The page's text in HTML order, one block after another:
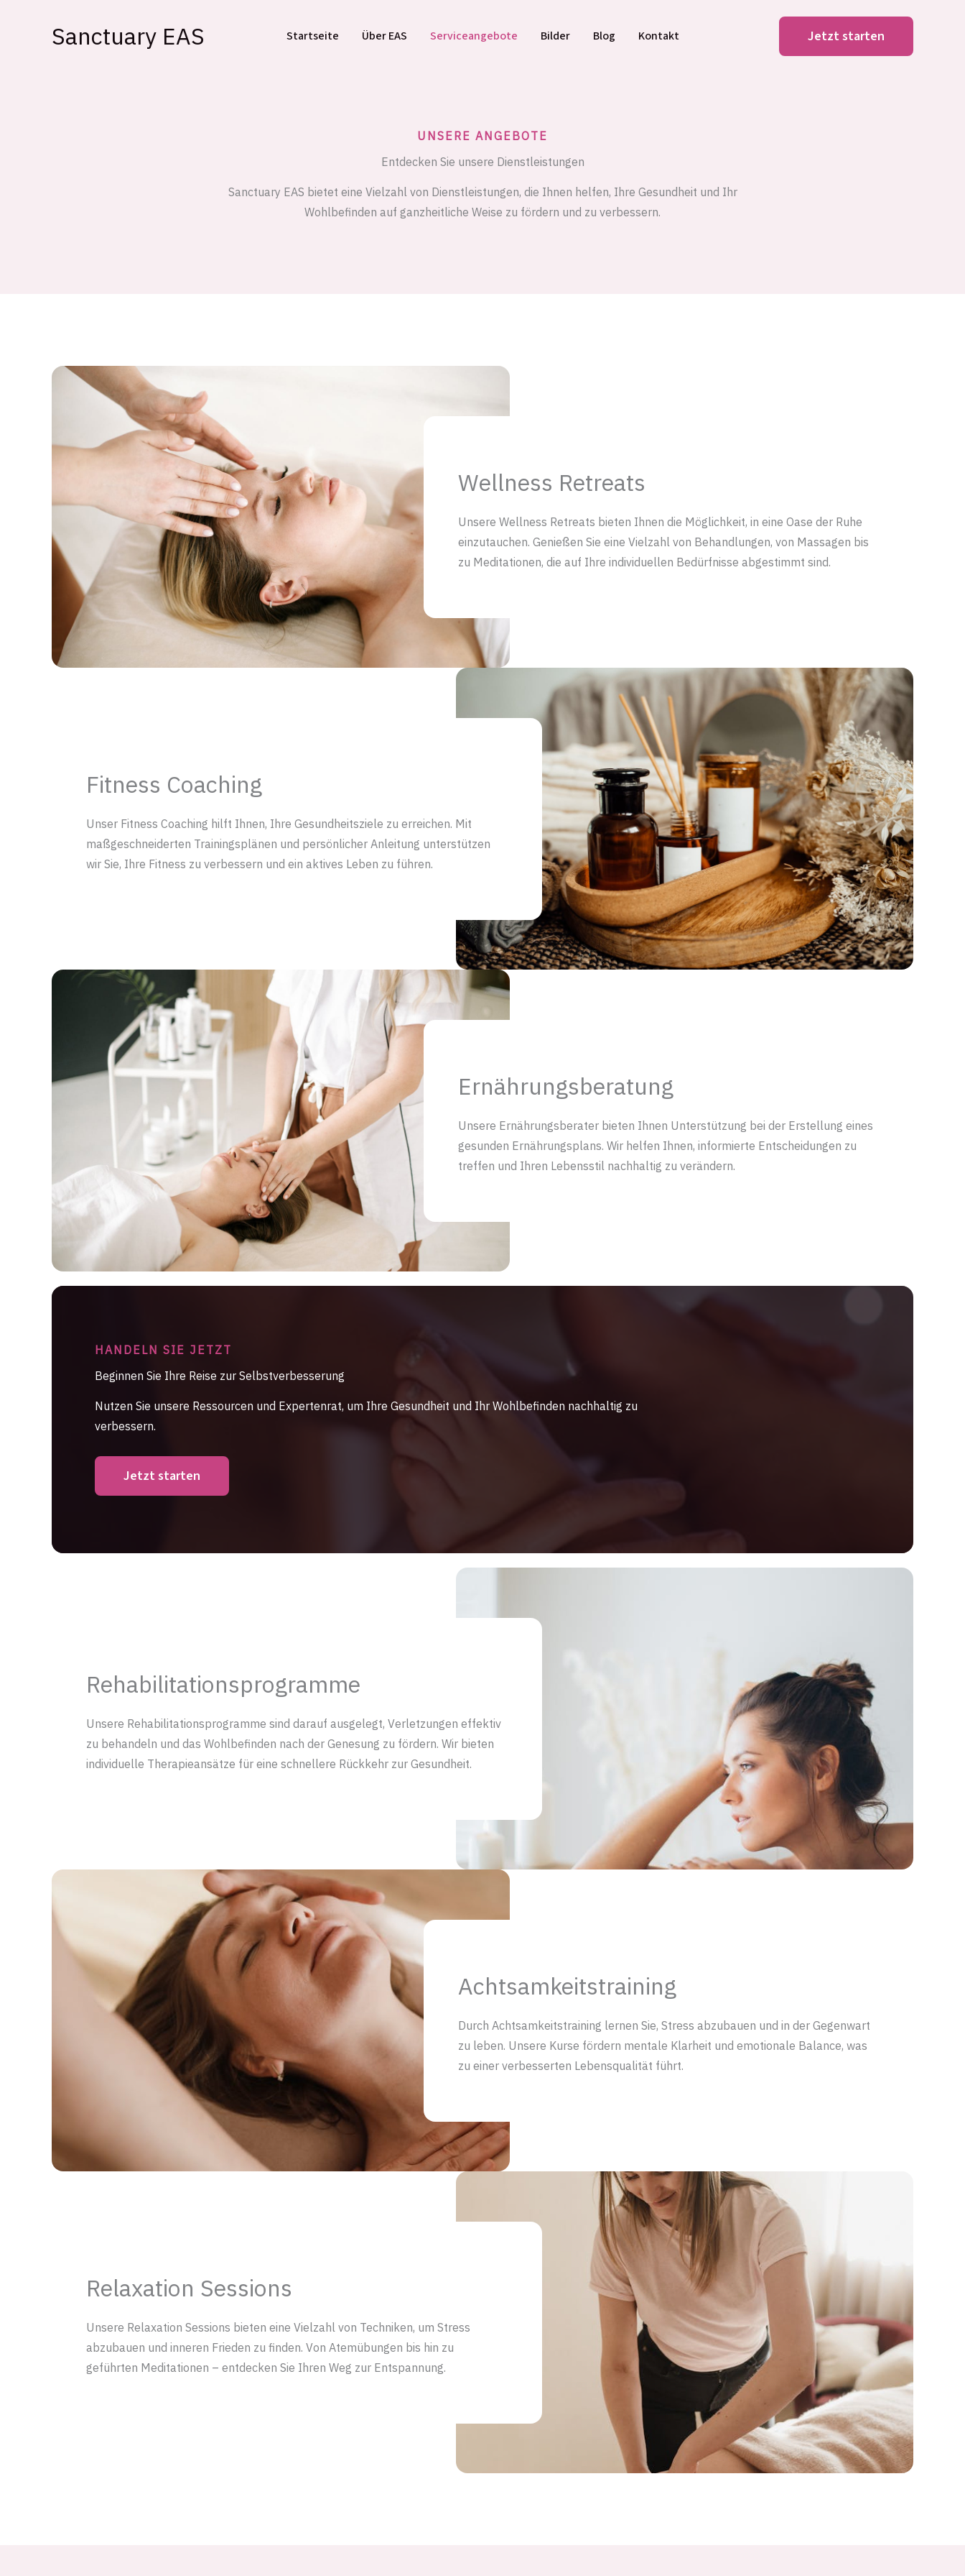
Sanctuary EAS Startseite Über EAS Serviceangebote Bilder Blog Kontakt Jetzt starten
UNSERE ANGEBOTE
Entdecken Sie unsere Dienstleistungen
Sanctuary EAS bietet eine Vielzahl von Dienstleistungen, die Ihnen helfen, Ihre Gesundheit und Ihr
Wohlbefinden auf ganzheitliche Weise zu fördern und zu verbessern.
Wellness Retreats
Unsere Wellness Retreats bieten Ihnen die Möglichkeit, in eine Oase der Ruhe
einzutauchen. Genießen Sie eine Vielzahl von Behandlungen, von Massagen bis
zu Meditationen, die auf Ihre individuellen Bedürfnisse abgestimmt sind.
Fitness Coaching
Unser Fitness Coaching hilft Ihnen, Ihre Gesundheitsziele zu erreichen. Mit
maßgeschneiderten Trainingsplänen und persönlicher Anleitung unterstützen
wir Sie, Ihre Fitness zu verbessern und ein aktives Leben zu führen.
Ernährungsberatung
Unsere Ernährungsberater bieten Ihnen Unterstützung bei der Erstellung eines
gesunden Ernährungsplans. Wir helfen Ihnen, informierte Entscheidungen zu
treffen und Ihren Lebensstil nachhaltig zu verändern.
HANDELN SIE JETZT
Beginnen Sie Ihre Reise zur Selbstverbesserung
Nutzen Sie unsere Ressourcen und Expertenrat, um Ihre Gesundheit und Ihr Wohlbefinden nachhaltig zu
verbessern.
Jetzt starten
Rehabilitationsprogramme
Unsere Rehabilitationsprogramme sind darauf ausgelegt, Verletzungen effektiv
zu behandeln und das Wohlbefinden nach der Genesung zu fördern. Wir bieten
individuelle Therapieansätze für eine schnellere Rückkehr zur Gesundheit.
Achtsamkeitstraining
Durch Achtsamkeitstraining lernen Sie, Stress abzubauen und in der Gegenwart
zu leben. Unsere Kurse fördern mentale Klarheit und emotionale Balance, was
zu einer verbesserten Lebensqualität führt.
Relaxation Sessions
Unsere Relaxation Sessions bieten eine Vielzahl von Techniken, um Stress
abzubauen und inneren Frieden zu finden. Von Atemübungen bis hin zu
geführten Meditationen – entdecken Sie Ihren Weg zur Entspannung.